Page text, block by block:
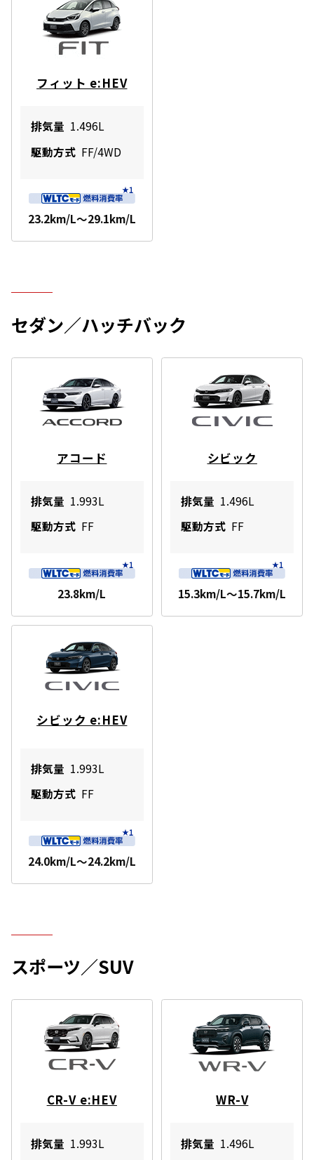
フィット e:HEV
排気量 1.496L
駆動方式 FF/4WD
23.2km/L～29.1km/L
セダン／ハッチバック
アコード
排気量 1.993L
駆動方式 FF
23.8km/L
シビック
排気量 1.496L
駆動方式 FF
15.3km/L～15.7km/L
シビック e:HEV
排気量 1.993L
駆動方式 FF
24.0km/L～24.2km/L
スポーツ／SUV
CR-V e:HEV
排気量 1.993L
WR-V
排気量 1.496L